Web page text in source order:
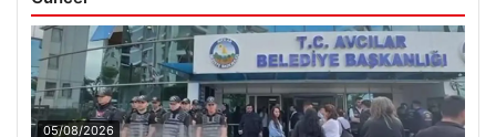
05/08/2026